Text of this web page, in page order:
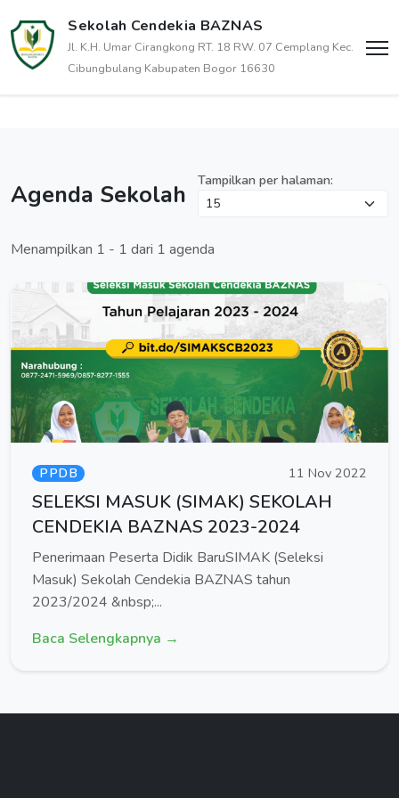
Sekolah Cendekia BAZNAS
Jl. K.H. Umar Cirangkong RT. 18 RW. 07 Cemplang Kec.
Cibungbulang Kabupaten Bogor 16630
Agenda Sekolah Tampilkan per halaman:
Menampilkan 1 - 1 dari 1 agenda
PPDB 11 Nov 2022
SELEKSI MASUK (SIMAK) SEKOLAH
CENDEKIA BAZNAS 2023-2024
Penerimaan Peserta Didik BaruSIMAK (Seleksi
Masuk) Sekolah Cendekia BAZNAS tahun
2023/2024 &nbsp;...
Baca Selengkapnya →